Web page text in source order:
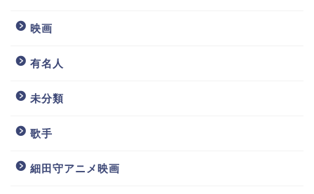
映画
有名人
未分類
歌手
細田守アニメ映画